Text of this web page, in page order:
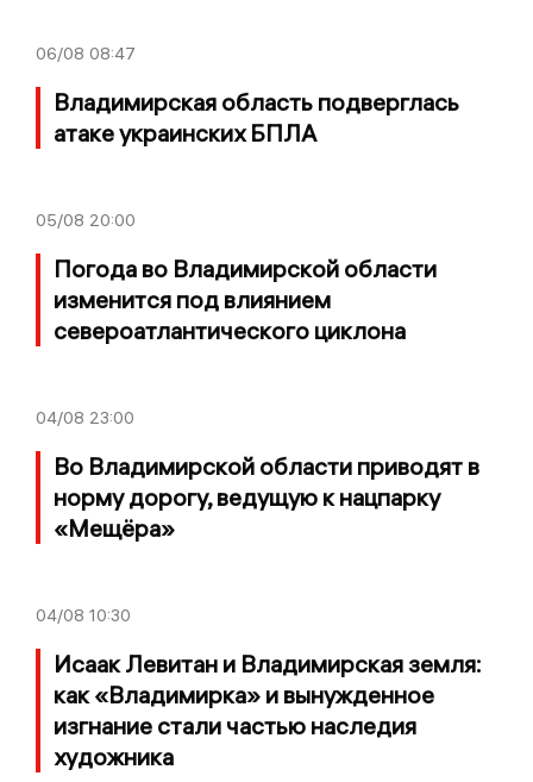
06/08 08:47
Владимирская область подверглась
атаке украинских БПЛА
05/08 20:00
Погода во Владимирской области
изменится под влиянием
североатлантического циклона
04/08 23:00
Во Владимирской области приводят в
норму дорогу, ведущую к нацпарку
«Мещёра»
04/08 10:30
Исаак Левитан и Владимирская земля:
как «Владимирка» и вынужденное
изгнание стали частью наследия
художника